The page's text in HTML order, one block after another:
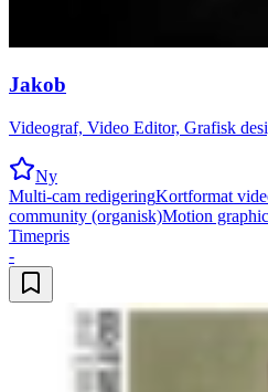
Jakob
Videograf, Video Editor, Grafisk
Ny
Multi-cam redigeringKortformat
community (organisk)Motion
Timepris
-